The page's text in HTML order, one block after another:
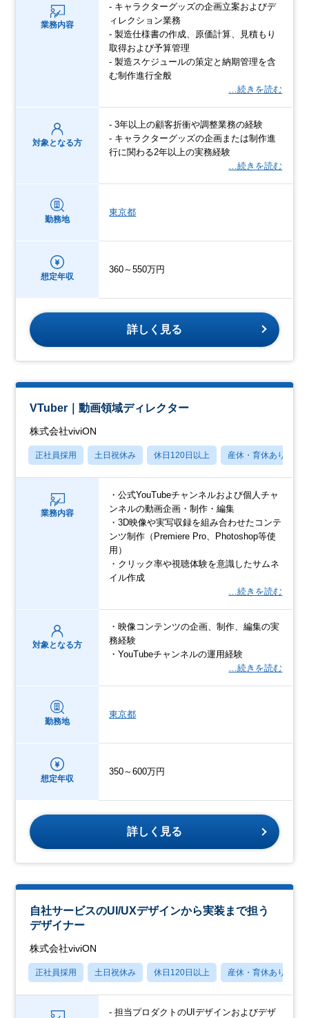
業務内容
- キャラクターグッズの企画立案およびデ
ィレクション業務
- 製造仕様書の作成、原価計算、見積もり
取得および予算管理
- 製造スケジュールの策定と納期管理を含
む制作進行全般
…続きを読む
対象となる方
- 3年以上の顧客折衝や調整業務の経験
- キャラクターグッズの企画または制作進
行に関わる2年以上の実務経験
…続きを読む
勤務地
東京都
想定年収
360～550万円
詳しく見る
VTuber｜動画領域ディレクター
株式会社viviON
正社員採用 土日祝休み 休日120日以上 産休・育休あり
業務内容
・公式YouTubeチャンネルおよび個人チャ
ンネルの動画企画・制作・編集
・3D映像や実写収録を組み合わせたコンテ
ンツ制作（Premiere Pro、Photoshop等使
用）
・クリック率や視聴体験を意識したサムネ
イル作成
…続きを読む
対象となる方
・映像コンテンツの企画、制作、編集の実
務経験
・YouTubeチャンネルの運用経験
…続きを読む
勤務地
東京都
想定年収
350～600万円
詳しく見る
自社サービスのUI/UXデザインから実装まで担う
デザイナー
株式会社viviON
正社員採用 土日祝休み 休日120日以上 産休・育休あり
- 担当プロダクトのUIデザインおよびデザ